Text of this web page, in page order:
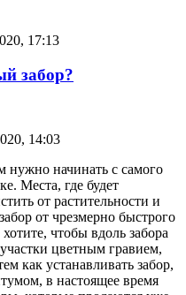
17:13
забор?
14:03
нужно начинать с самого
Места, где будет
от растительности и
от чрезмерно быстрого
чтобы вдоль забора
цветным гравием,
как устанавливать забор,
в настоящее время